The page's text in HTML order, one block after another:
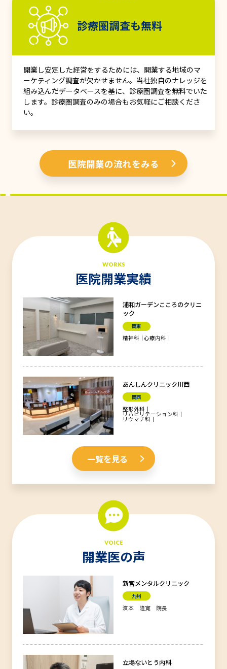
診療圏調査も無料
開業し安定した経営をするためには、開業する地域のマ
ーケティング調査が欠かせません。当社独自のナレッジを
組み込んだデータベースを基に、診療圏調査を無料でいた
します。診療圏調査のみの場合もお気軽にご相談くださ
い。
医院開業の流れをみる
WORKS
医院開業実績
浦和ガーデンこころのクリニ
ック
関東
精神科 心療内科
あんしんクリニック川西
関西
整形外科
リハビリテーション科
リウマチ科
一覧を見る
VOICE
開業医の声
新宮メンタルクリニック
九州
濱本 隆寛 院長
立場ないとう内科